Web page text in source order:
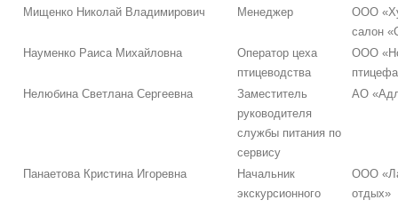
Мищенко Николай Владимирович Менеджер
ООО
салон
Науменко Раиса Михайловна
Оператор цеха
птицеводства
ООО
Нелюбина Светлана Сергеевна
Заместитель
руководителя
службы питания по
сервису
АО
Панаетова Кристина Игоревна
Начальник
экскурсионного
ООО
отдых»